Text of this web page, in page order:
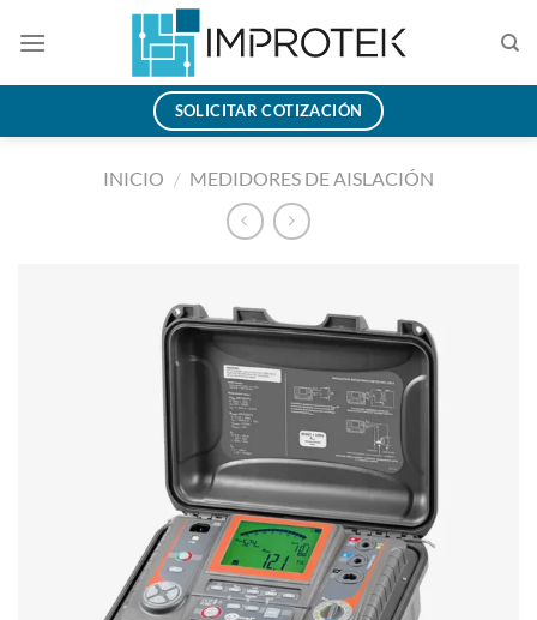
SOLICITAR COTIZACIÓN
INICIO / MEDIDORES DE AISLACIÓN